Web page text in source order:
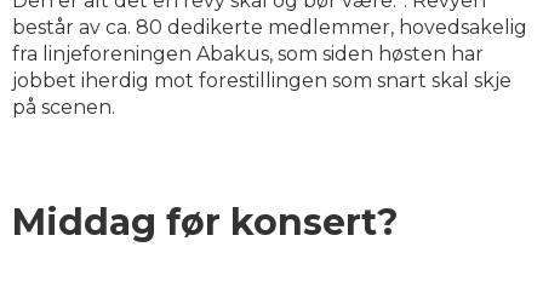
består av ca. 80 dedikerte medlemmer, hovedsakelig
fra linjeforeningen Abakus, som siden høsten har
jobbet iherdig mot forestillingen som snart skal skje
på scenen.
Middag før konsert?